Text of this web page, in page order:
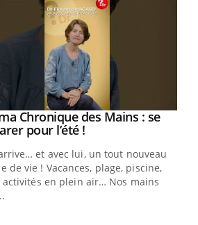
Chronique des Mains : se
pour l’été !Youtube
et avec lui, un tout nouveau
de vie ! Vacances, plage, piscine,
activités en plein air… Nos mains